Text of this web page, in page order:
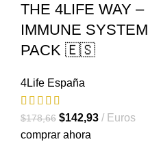
THE 4LIFE WAY –
IMMUNE SYSTEM
PACK 🇪🇸
4Life España
$178,66 El
precio
$142,93ElEuros
comprar ahora